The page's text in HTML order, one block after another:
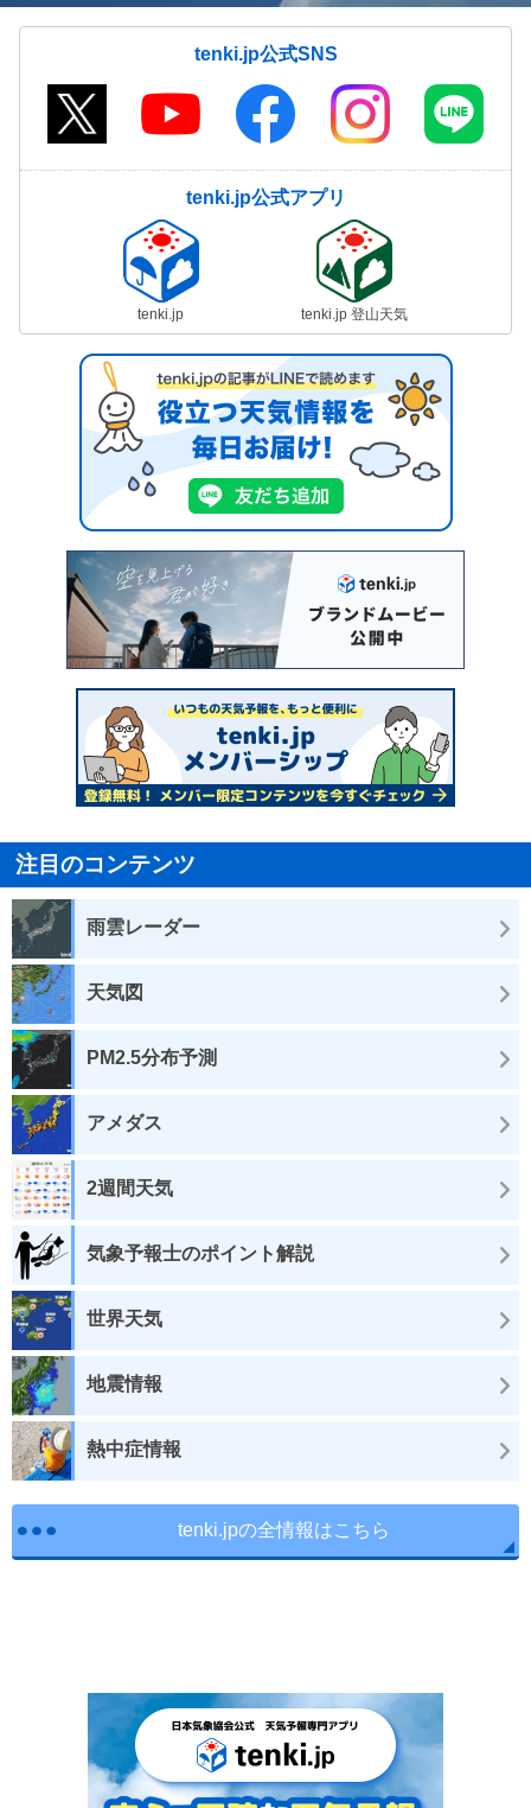
tenki.jp公式SNS
tenki.jp公式アプリ
tenki.jp tenki.jp 登山天気
注目のコンテンツ
雨雲レーダー
天気図
PM2.5分布予測
アメダス
2週間天気
気象予報士のポイント解説
世界天気
地震情報
熱中症情報
tenki.jpの全情報はこちら